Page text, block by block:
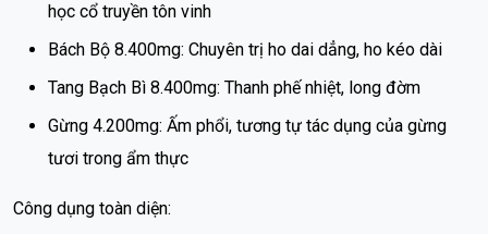
học cổ truyền tôn vinh
Bách Bộ 8.400mg: Chuyên trị ho dai dẳng, ho kéo dài
Tang Bạch Bì 8.400mg: Thanh phế nhiệt, long đờm
Gừng 4.200mg: Ấm phổi, tương tự tác dụng của gừng
tươi trong ẩm thực
Công dụng toàn diện: